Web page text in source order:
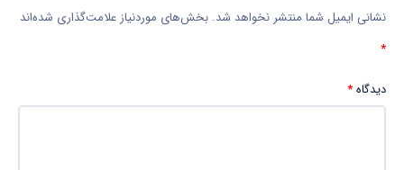
نشانی ایمیل شما منتشر نخواهد شد. بخش‌های موردنیاز علامت‌گذاری شده‌اند
*
دیدگاه*